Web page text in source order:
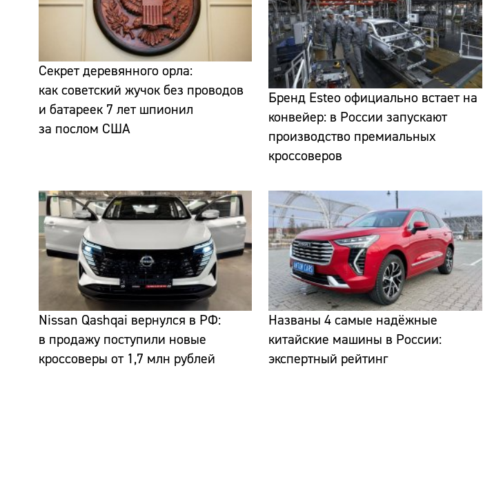
Секрет деревянного орла:
как советский жучок без проводов
и батареек 7 лет шпионил
за послом США
Бренд Esteo официально встает на
конвейер: в России запускают
производство премиальных
кроссоверов
Nissan Qashqai вернулся в РФ:
в продажу поступили новые
кроссоверы от 1,7 млн рублей
Названы 4 самые надёжные
китайские машины в России:
экспертный рейтинг
Телефон: